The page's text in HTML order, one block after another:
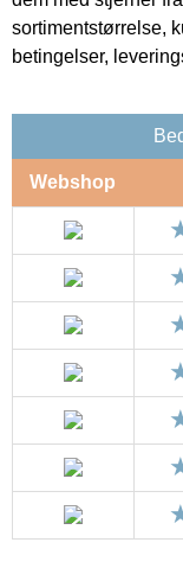
sortimentstørrelse,
betingelser,
Webshop